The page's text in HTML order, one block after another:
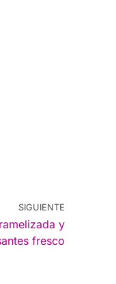
SIGUIENTE
y
fresco